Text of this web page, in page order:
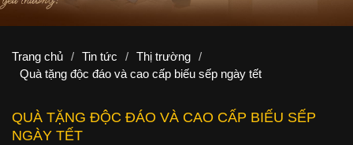
Trang chủ / Tin tức / Thị trường /
Quà tặng độc đáo và cao cấp biếu sếp ngày tết
QUÀ TẶNG ĐỘC ĐÁO VÀ CAO CẤP BIẾU SẾP
NGÀY TẾT